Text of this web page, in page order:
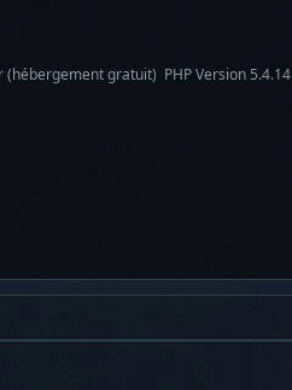
(hébergement gratuit) PHP Version 5.4.14